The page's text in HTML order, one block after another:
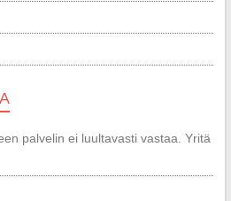
palvelin ei luultavasti vastaa. Yritä